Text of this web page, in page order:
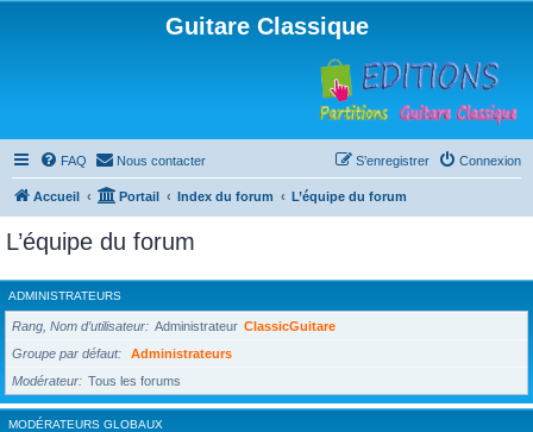
Guitare Classique
FAQ Nous contacter Connexion
S’enregistrer
Accueil Portail Index du forum L’équipe du forum
L’équipe du forum
ADMINISTRATEURS
Rang, Nom d’utilisateur Administrateur ClassicGuitare
Groupe par défaut
Administrateurs
Modérateur
Tous les forums
MODÉRATEURS GLOBAUX